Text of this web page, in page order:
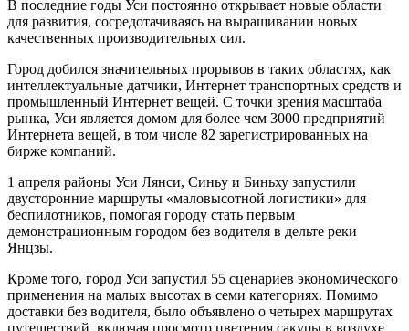
В последние годы Уси постоянно открывает новые области
для развития, сосредотачиваясь на выращивании новых
качественных производительных сил.
Город добился значительных прорывов в таких областях, как
интеллектуальные датчики, Интернет транспортных средств и
промышленный Интернет вещей. С точки зрения масштаба
рынка, Уси является домом для более чем 3000 предприятий
Интернета вещей, в том числе 82 зарегистрированных на
бирже компаний.
1 апреля районы Уси Лянси, Синьу и Биньху запустили
двусторонние маршруты «маловысотной логистики» для
беспилотников, помогая городу стать первым
демонстрационным городом без водителя в дельте реки
Янцзы.
Кроме того, город Уси запустил 55 сценариев экономического
применения на малых высотах в семи категориях. Помимо
доставки без водителя, было объявлено о четырех маршрутах